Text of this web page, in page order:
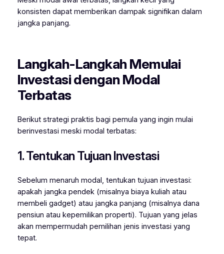
konsisten dapat memberikan dampak signifikan dalam
jangka panjang.
Langkah-Langkah Memulai
Investasi dengan Modal
Terbatas
Berikut strategi praktis bagi pemula yang ingin mulai
berinvestasi meski modal terbatas:
1. Tentukan Tujuan Investasi
Sebelum menaruh modal, tentukan tujuan investasi:
apakah jangka pendek (misalnya biaya kuliah atau
membeli gadget) atau jangka panjang (misalnya dana
pensiun atau kepemilikan properti). Tujuan yang jelas
akan mempermudah pemilihan jenis investasi yang
tepat.